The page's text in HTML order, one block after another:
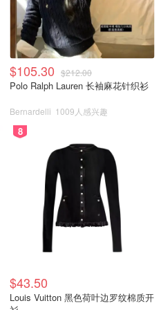
$105.30 $212.00
Polo Ralph Lauren 长袖麻花针织衫
Bernardelli 1009人感兴趣
8
$43.50
Louis Vuitton 黑色荷叶边罗纹棉质开